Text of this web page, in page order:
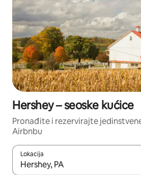
Hershey – seoske kućice
Pronađite i rezervirajte
Airbnbu
Lokacija
Kada budu dostupni rezultati, moći